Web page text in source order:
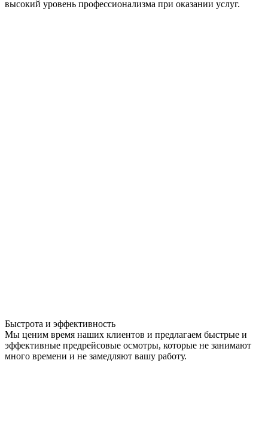
высокий уровень профессионализма при оказании услуг.
Быстрота и эффективность
Мы ценим время наших клиентов и предлагаем быстрые и
эффективные предрейсовые осмотры, которые не занимают
много времени и не замедляют вашу работу.